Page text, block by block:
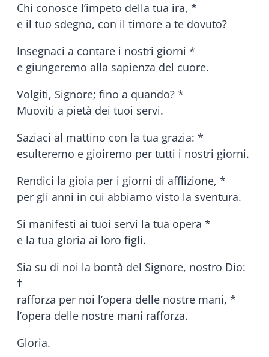
Chi conosce l’impeto della tua ira, *
e il tuo sdegno, con il timore a te dovuto?
Insegnaci a contare i nostri giorni *
e giungeremo alla sapienza del cuore.
Volgiti, Signore; fino a quando? *
Muoviti a pietà dei tuoi servi.
Saziaci al mattino con la tua grazia: *
esulteremo e gioiremo per tutti i nostri giorni.
Rendici la gioia per i giorni di afflizione, *
per gli anni in cui abbiamo visto la sventura.
Si manifesti ai tuoi servi la tua opera *
e la tua gloria ai loro figli.
Sia su di noi la bontà del Signore, nostro Dio:
†
rafforza per noi l’opera delle nostre mani, *
l’opera delle nostre mani rafforza.
Gloria.